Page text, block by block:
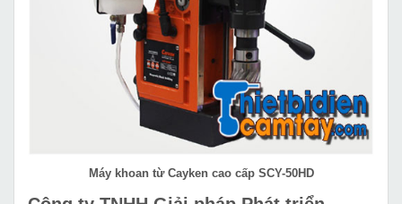
Máy khoan từ Cayken cao cấp SCY-50HD